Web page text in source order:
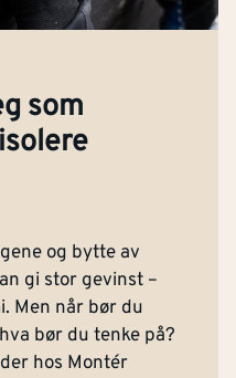
som
og bytte av
gi stor gevinst –
Men når bør du
bør du tenke på?
hos Montér